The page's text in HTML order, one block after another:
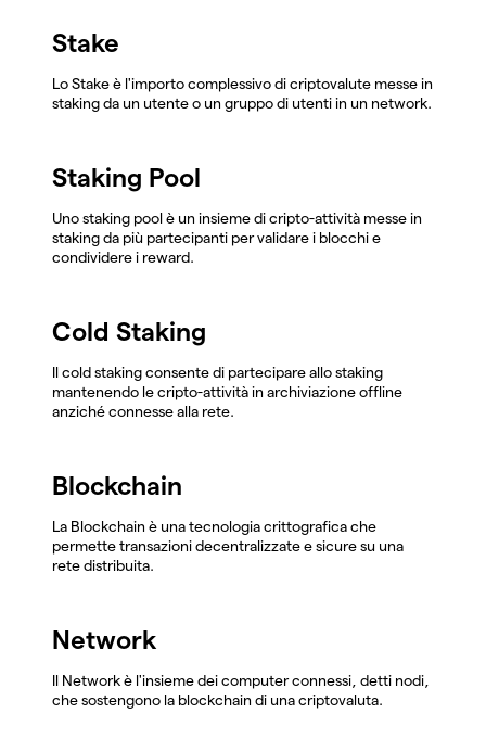
Stake
Lo Stake è l'importo complessivo di criptovalute messe in
staking da un utente o un gruppo di utenti in un network.
Staking Pool
Uno staking pool è un insieme di cripto-attività messe in
staking da più partecipanti per validare i blocchi e
condividere i reward.
Cold Staking
Il cold staking consente di partecipare allo staking
mantenendo le cripto-attività in archiviazione offline
anziché connesse alla rete.
Blockchain
La Blockchain è una tecnologia crittografica che
permette transazioni decentralizzate e sicure su una
rete distribuita.
Network
Il Network è l'insieme dei computer connessi, detti nodi,
che sostengono la blockchain di una criptovaluta.